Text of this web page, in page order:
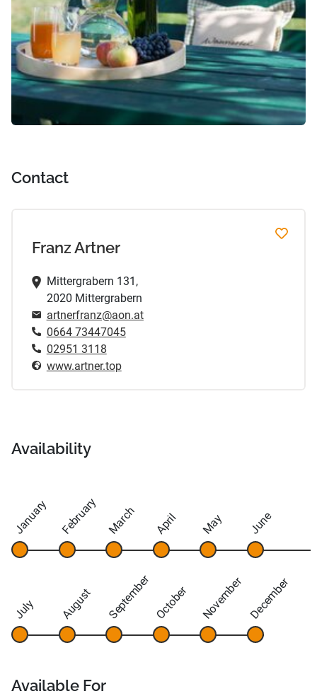
Contact
Franz Artner
Mittergrabern 131,
2020 Mittergrabern
artnerfranz@aon.at
0664 73447045
02951 3118
www.artner.top
Availability
January February March April May June
July August September October November December
Available For